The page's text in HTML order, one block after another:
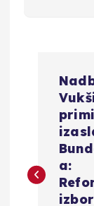
i
a: